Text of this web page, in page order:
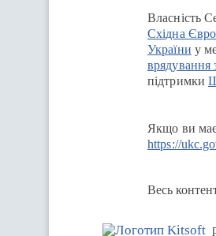
Власність
Східна
України у
врядування
підтримки
Якщо ви
https://
Весь